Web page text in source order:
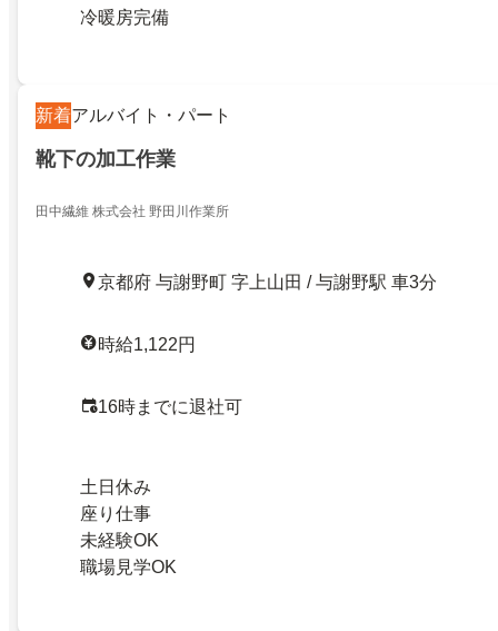
冷暖房完備
新着アルバイト・パート
靴下の加工作業
田中繊維 株式会社 野田川作業所
京都府 与謝野町 字上山田 / 与謝野駅 車3分
時給1,122円
16時までに退社可
土日休み
座り仕事
未経験OK
職場見学OK